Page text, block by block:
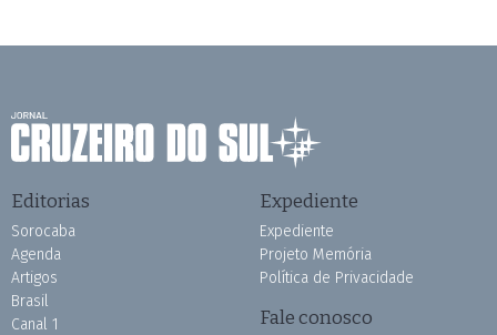
Editorias
Sorocaba
Agenda
Artigos
Brasil
Canal 1
Expediente
Expediente
Projeto Memória
Política de Privacidade
Fale conosco